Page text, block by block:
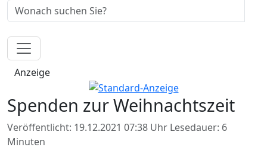
Anzeige
Spenden zur Weihnachtszeit
Veröffentlicht: 19.12.2021 07:38 Uhr Lesedauer: 6
Minuten